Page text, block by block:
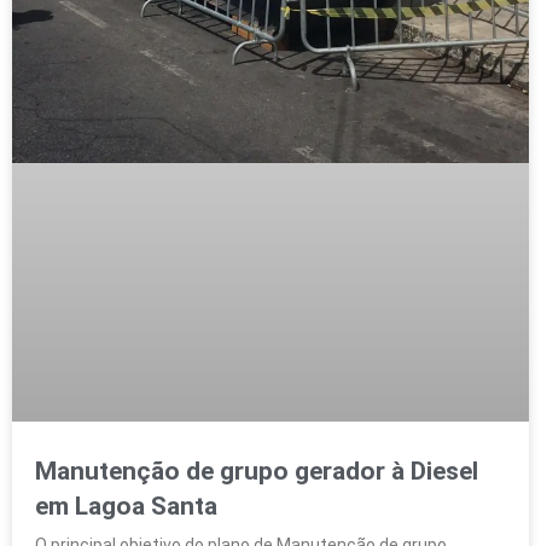
Manutenção de grupo gerador à Diesel
em Lagoa Santa